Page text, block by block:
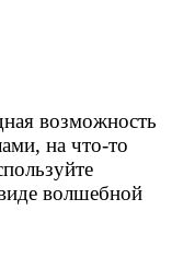
возможность
на что-то
волшебной